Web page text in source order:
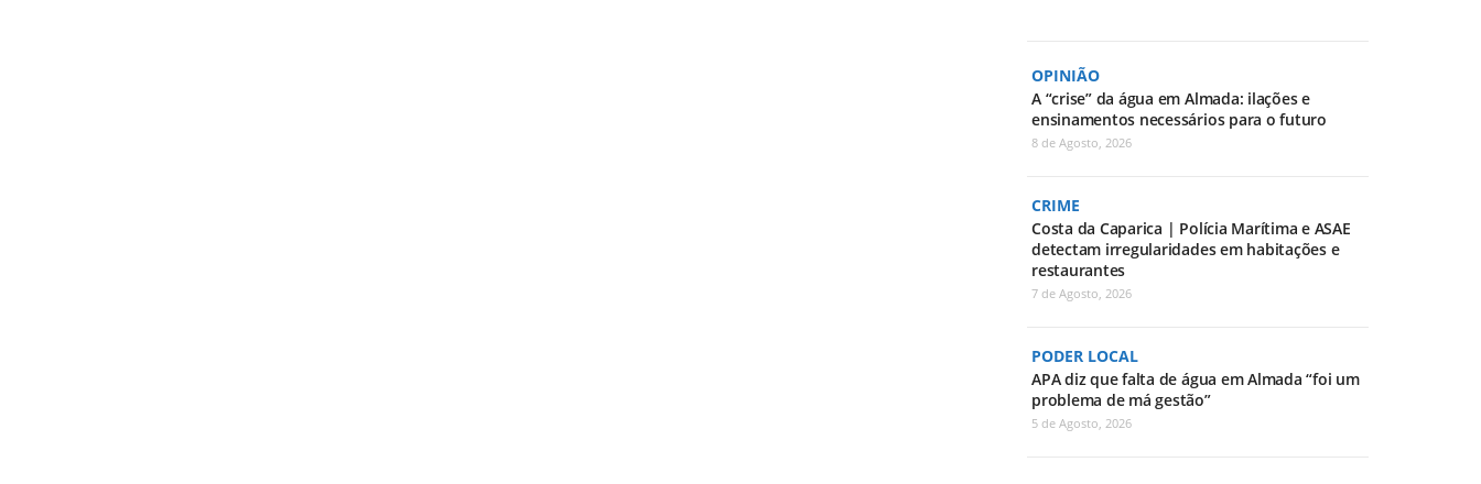
OPINIÃO
A “crise” da água em Almada: ilações e
ensinamentos necessários para o futuro
8 de Agosto, 2026
CRIME
Costa da Caparica | Polícia Marítima e ASAE
detectam irregularidades em habitações e
restaurantes
7 de Agosto, 2026
PODER LOCAL
APA diz que falta de água em Almada “foi um
problema de má gestão”
5 de Agosto, 2026